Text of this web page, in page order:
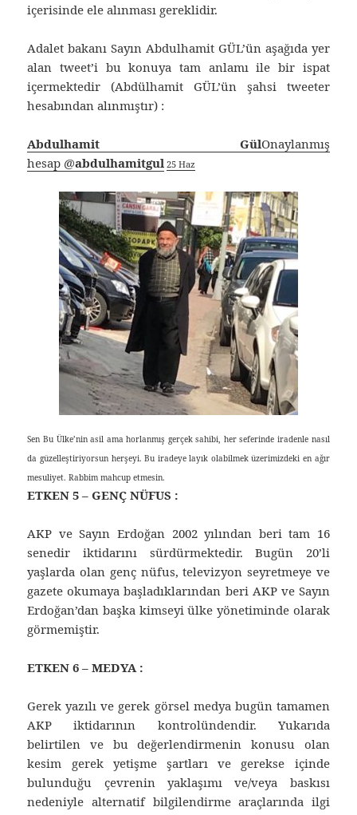
içerisinde ele alınması gereklidir.
Adalet bakanı Sayın Abdulhamit GÜL’ün aşağıda yer
alan tweet’i bu konuya tam anlamı ile bir ispat
içermektedir (Abdülhamit GÜL’ün şahsi tweeter
hesabından alınmıştır) :
Abdulhamit GülOnaylanmış
hesap @abdulhamitgul 25 Haz
Sen Bu Ülke’nin asil ama horlanmış gerçek sahibi, her seferinde iradenle nasıl
da güzelleştiriyorsun herşeyi. Bu iradeye layık olabilmek üzerimizdeki en ağır
mesuliyet. Rabbim mahcup etmesin.
ETKEN 5 – GENÇ NÜFUS :
AKP ve Sayın Erdoğan 2002 yılından beri tam 16
senedir iktidarını sürdürmektedir. Bugün 20’li
yaşlarda olan genç nüfus, televizyon seyretmeye ve
gazete okumaya başladıklarından beri AKP ve Sayın
Erdoğan’dan başka kimseyi ülke yönetiminde olarak
görmemiştir.
ETKEN 6 – MEDYA :
Gerek yazılı ve gerek görsel medya bugün tamamen
AKP iktidarının kontrolündendir. Yukarıda
belirtilen ve bu değerlendirmenin konusu olan
kesim gerek yetişme şartları ve gerekse içinde
bulunduğu çevrenin yaklaşımı ve/veya baskısı
nedeniyle alternatif bilgilendirme araçlarında ilgi